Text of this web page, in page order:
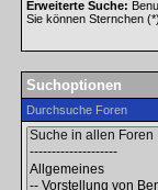
Erweiterte Suche:
Sie können Sternchen
Suchoptionen
Durchsuche Foren